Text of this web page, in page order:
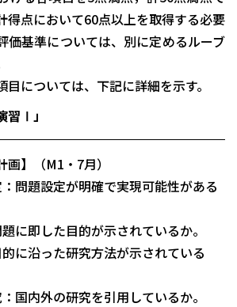
得点において60点以上を取得する必要
価基準については、別に定めるルーブ
については、下記に詳細を示す。
習Ⅰ」
】（M1・7月）
題設定が明確で実現可能性がある
即した目的が示されているか。
沿った研究方法が示されている
内外の研究を引用しているか。